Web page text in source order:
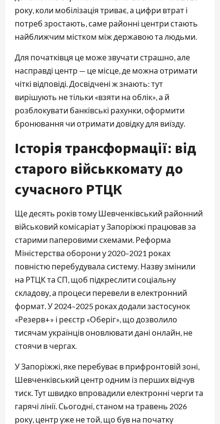
року, коли мобілізація триває, а цифри втрат і
потреб зростають, саме районні центри стають
найближчим містком між державою та людьми.
Для початківця це може звучати страшно, але
насправді центр — це місце, де можна отримати
чіткі відповіді. Досвідчені ж знають: тут
вирішують не тільки «взяти на облік», а й
розблокувати банківські рахунки, оформити
бронювання чи отримати довідку для виїзду.
Історія трансформації: від
старого військкомату до
сучасного РТЦК
Ще десять років тому Шевченківський районний
військовий комісаріат у Запоріжжі працював за
старими паперовими схемами. Реформа
Міністерства оборони у 2020–2021 роках
повністю перебудувала систему. Назву змінили
на РТЦК та СП, щоб підкреслити соціальну
складову, а процеси перевели в електронний
формат. У 2024–2025 роках додали застосунок
«Резерв+» і реєстр «Оберіг», що дозволило
тисячам українців оновлювати дані онлайн, не
стоячи в чергах.
У Запоріжжі, яке перебуває в прифронтовій зоні,
Шевченківський центр одним із перших відчув
тиск. Тут швидко впровадили електронні черги та
гарячі лінії. Сьогодні, станом на травень 2026
року, центр уже не той, що був на початку